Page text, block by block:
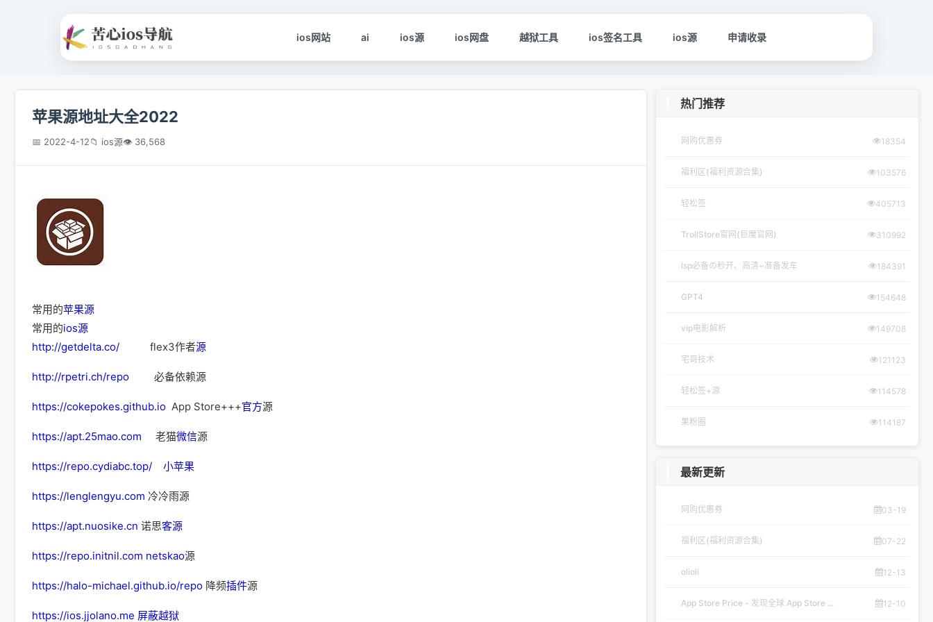
ios网站 ai ios源 ios网盘 越狱工具 ios签名工具 ios源 申请收录
苹果源地址大全2022
📅 2022-4-12📁 ios源👁 36,568
常用的苹果源
常用的ios源
http://getdelta.co/
flex3作者源
http://rpetri.ch/repo 必备依赖源
https://cokepokes.github.io App Store+++官方源
https://apt.25mao.com 老猫微信源
https://repo.cydiabc.top/ 小苹果
https://lenglengyu.com 冷冷雨源
https://apt.nuosike.cn 诺思客源
https://repo.initnil.com netskao源
https://halo-michael.github.io/repo 降频插件源
https://ios.jjolano.me 屏蔽越狱
热门推荐
网购优惠券 18354
福利区(福利资源合集) 103576
轻松签 405713
TrollStore官网(巨魔官网) 310992
lsp必备の秒开、高清~准备发车 184391
GPT4 154648
vip电影解析 149708
宅哥技术 121123
轻松签+源 114578
果粉圈 114187
最新更新
网购优惠券 03-19
福利区(福利资源合集) 07-22
olioli 12-13
App Store Price - 发现全球 App Store ... 12-10